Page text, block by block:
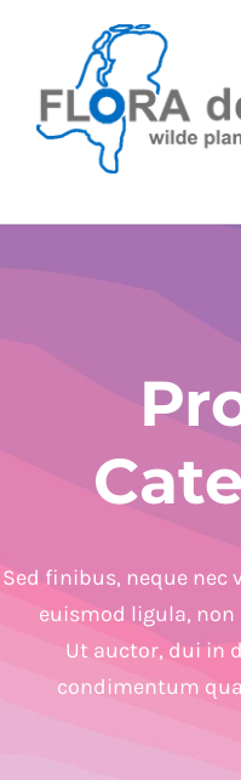
content
Sed finibus, neque
euismod ligula,
Ut auctor, dui in
condimentum